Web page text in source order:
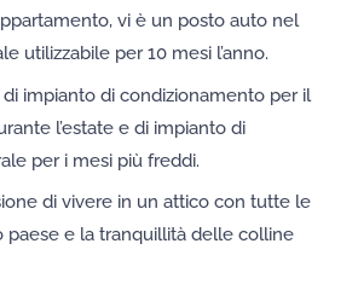
vi è un posto auto nel
utilizzabile per 10 mesi l’anno.
di impianto di condizionamento per il
l’estate e di impianto di
per i mesi più freddi.
di vivere in un attico con tutte le
e la tranquillità delle colline